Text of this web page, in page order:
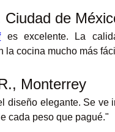
Ciudad de
es excelente. La
la cocina mucho más
Monterrey
diseño elegante. Se ve
cada peso que pagué."